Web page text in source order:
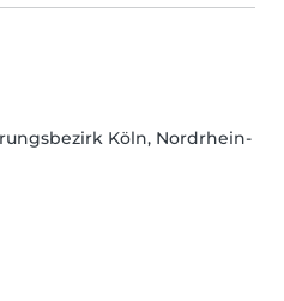
Köln, Nordrhein-